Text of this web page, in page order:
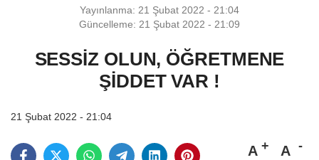
Yayınlanma: 21 Şubat 2022 - 21:04
Güncelleme: 21 Şubat 2022 - 21:09
SESSİZ OLUN, ÖĞRETMENE
ŞİDDET VAR !
21 Şubat 2022 - 21:04
A A